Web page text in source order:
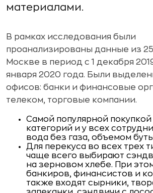
материалами.
В рамках исследования были
проанализированы данные из
Москве в период с 1 декабря
января 2020 года. Были
офисов: банки и финансовые
телеком, торговые компании.
Самой популярной
категорий и у всех
вода без газа, объемом
Для перекуса во всех трех
чаще всего выбирают
на зерновом хлебе. При
банкиров, финансистов и
также входят сырники,